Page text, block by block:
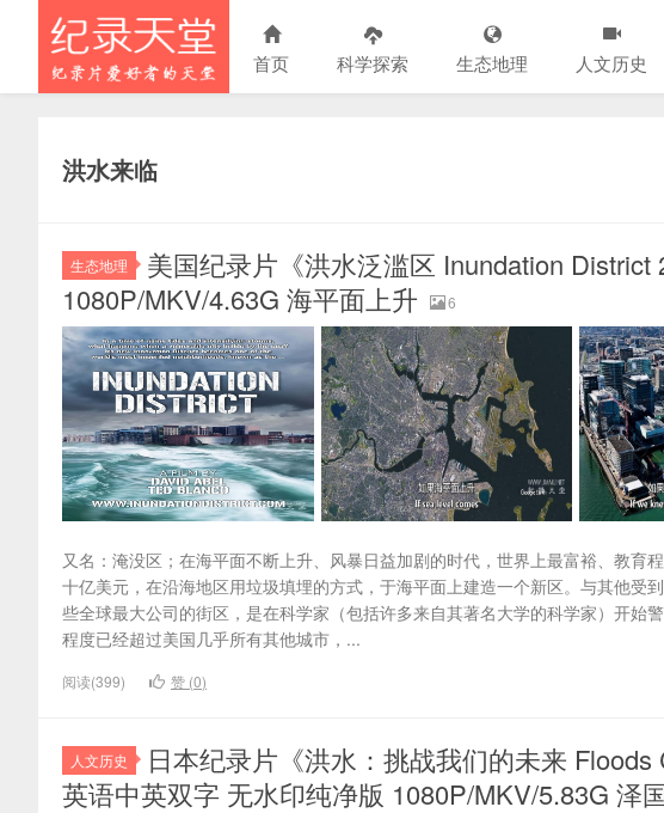
首页 科学探索 生态地理 人文历史
洪水来临
生态地理
美国纪录片《洪水泛滥区 Inundation
1080P/MKV/4.63G 海平面上升
6
又名：淹没区；在海平面不断上升、风暴日益加剧的时代，世界上最富裕、教
十亿美元，在沿海地区用垃圾填埋的方式，于海平面上建造一个新区。与其他受
些全球最大公司的街区，是在科学家（包括许多来自其著名大学的科学家）开始
程度已经超过美国几乎所有其他城市，...
阅读(399) 赞 (0)
人文历史
日本纪录片《洪水：挑战我们的未来
英语中英双字 无水印纯净版 1080P/MKV/5.83G 泽